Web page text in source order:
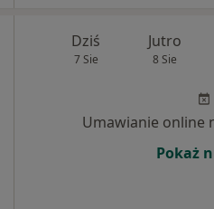
Dziś
7 Sie
Jutro
8 Sie
Umawianie online
Pokaż